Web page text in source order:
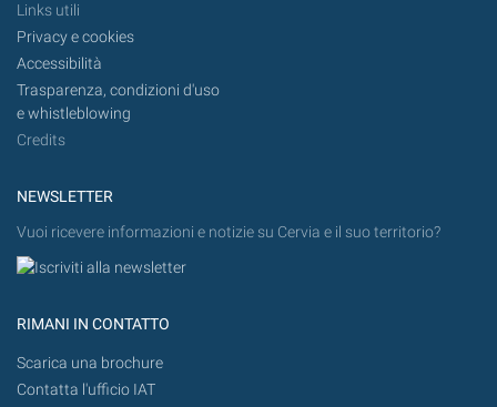
Links utili
Privacy e cookies
Accessibilità
Trasparenza, condizioni d'uso
e whistleblowing
Credits
NEWSLETTER
Vuoi ricevere informazioni e notizie su Cervia e il suo territorio?
RIMANI IN CONTATTO
Scarica una brochure
Contatta l'ufficio IAT